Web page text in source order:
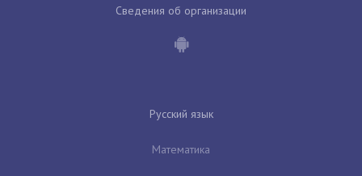
Сведения об организации
Русский язык
Математика